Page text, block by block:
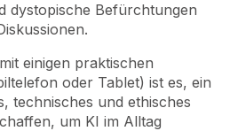
dystopische Befürchtungen
einigen praktischen
oder Tablet) ist es, ein
technisches und ethisches
um KI im Alltag